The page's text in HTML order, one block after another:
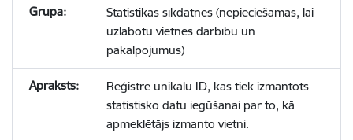
Statistikas sīkdatnes (nepieciešamas, lai
uzlabotu vietnes darbību un
pakalpojumus)
Reģistrē unikālu ID, kas tiek izmantots
statistisko datu iegūšanai par to, kā
apmeklētājs izmanto vietni.